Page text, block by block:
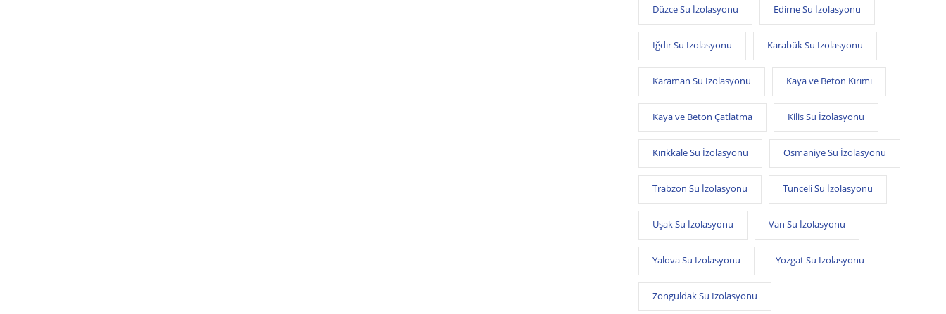
Düzce Su İzolasyonu Edirne Su İzolasyonu
Iğdır Su İzolasyonu Karabük Su İzolasyonu
Karaman Su İzolasyonu Kaya ve Beton Kırımı
Kaya ve Beton Çatlatma Kilis Su İzolasyonu
Kırıkkale Su İzolasyonu Osmaniye Su İzolasyonu
Trabzon Su İzolasyonu Tunceli Su İzolasyonu
Uşak Su İzolasyonu Van Su İzolasyonu
Yalova Su İzolasyonu Yozgat Su İzolasyonu
Zonguldak Su İzolasyonu